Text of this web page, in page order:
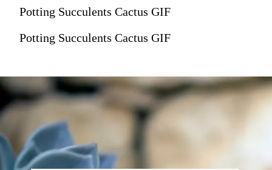
Potting Succulents Cactus GIF
Potting Succulents Cactus GIF